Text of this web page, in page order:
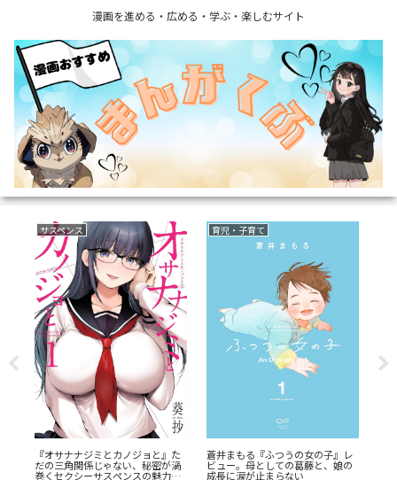
漫画を進める・広める・学ぶ・楽しむサイト
サスペンス
『オサナナジミとカノジョと』た
だの三角関係じゃない、秘密が渦
巻くセクシーサスペンスの魅力と
育児・子育て
蒼井まもる『ふつうの女の子』レ
ビュー。母としての葛藤と、娘の
成長に涙が止まらない